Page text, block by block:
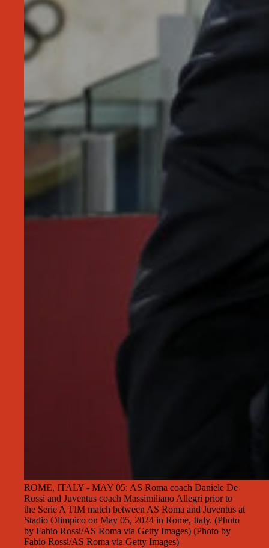
ROME, ITALY - MAY 05: AS Roma coach Daniele De
Rossi and Juventus coach Massimiliano Allegri prior to
the Serie A TIM match between AS Roma and Juventus at
Stadio Olimpico on May 05, 2024 in Rome, Italy. (Photo
by Fabio Rossi/AS Roma via Getty Images) (Photo by
Fabio Rossi/AS Roma via Getty Images)